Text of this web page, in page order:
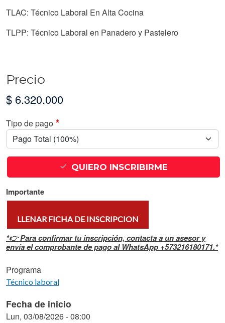
TLAC: Técnico Laboral En Alta Cocina
TLPP: Técnico Laboral en Panadero y Pastelero
Precio
$ 6.320.000
Tipo de pago
QUIERO INSCRIBIRME
Importante
LLENAR FICHA DE INSCRIPCION
*👉 Para confirmar tu inscripción, contacta a un asesor y
envía el comprobante de pago al WhatsApp +573216180171.*
Programa
Técnico laboral
Fecha de inicio
Lun, 03/08/2026 - 08:00